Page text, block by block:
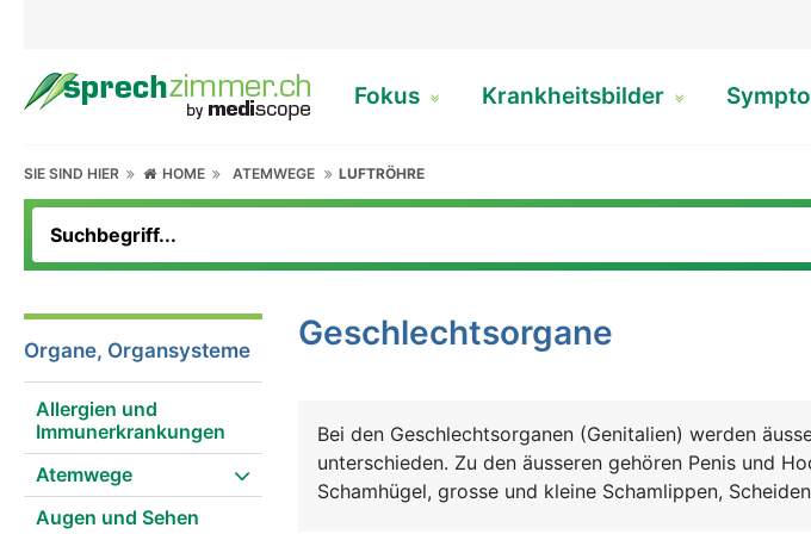
Fokus Krankheitsbilder
SIE SIND HIER HOME ATEMWEGE LUFTRÖHRE
Organe, Organsysteme
Allergien und
Immunerkrankungen
Atemwege
Augen und Sehen
Geschlechtsorgane
Bei den Geschlechtsorganen (Genitalien) werden
unterschieden. Zu den äusseren gehören Penis und
Schamhügel, grosse und kleine Schamlippen,